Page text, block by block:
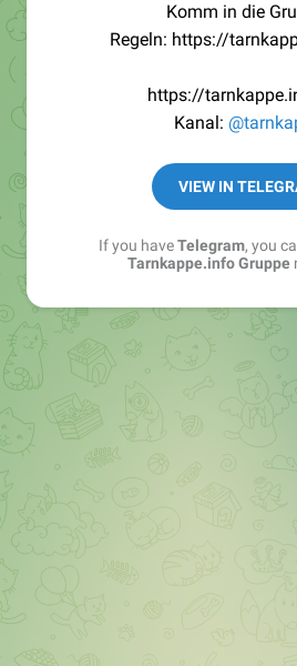
Komm in die
Regeln: https://
https://
Kanal:
Best of:
Kochen: https://t.me/
VIEW IN
If you haveTelegram, you
Tarnkappe.info Gruppe